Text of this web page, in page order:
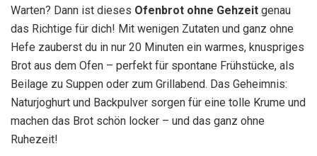
Warten? Dann ist dieses Ofenbrot ohne Gehzeit genau
das Richtige für dich! Mit wenigen Zutaten und ganz ohne
Hefe zauberst du in nur 20 Minuten ein warmes, knuspriges
Brot aus dem Ofen – perfekt für spontane Frühstücke, als
Beilage zu Suppen oder zum Grillabend. Das Geheimnis:
Naturjoghurt und Backpulver sorgen für eine tolle Krume und
machen das Brot schön locker – und das ganz ohne
Ruhezeit!